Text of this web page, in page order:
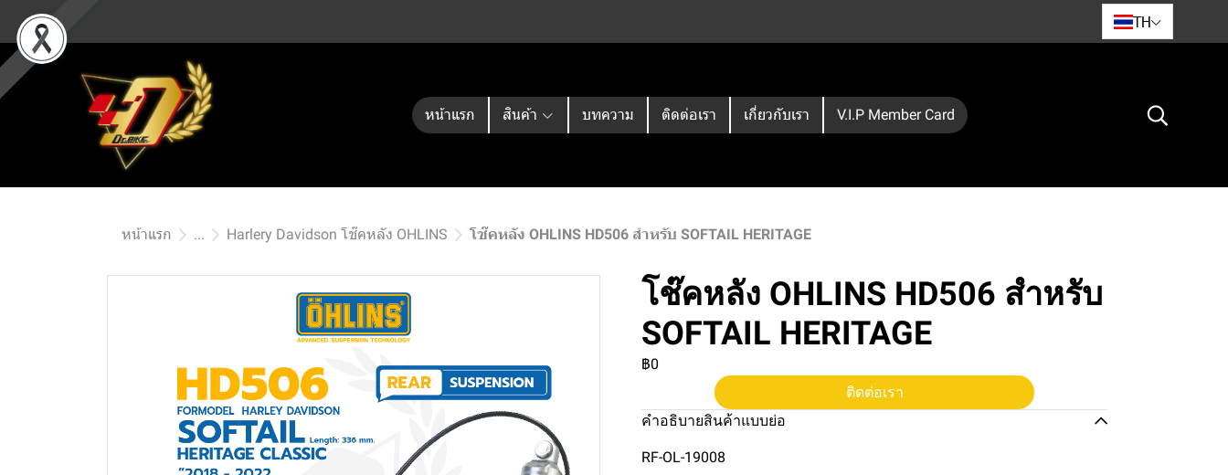
TH
หน้าแรก สินค้า บทความ ติดต่อเรา เกี่ยวกับเรา V.I.P Member Card
หน้าแรก ... Harlery Davidson โช๊คหลัง OHLINS โช๊คหลัง OHLINS HD506 สำหรับ SOFTAIL HERITAGE
โช๊คหลัง OHLINS HD506 สำหรับ
SOFTAIL HERITAGE
฿0
ติดต่อเรา
คำอธิบายสินค้าแบบย่อ
RF-OL-19008